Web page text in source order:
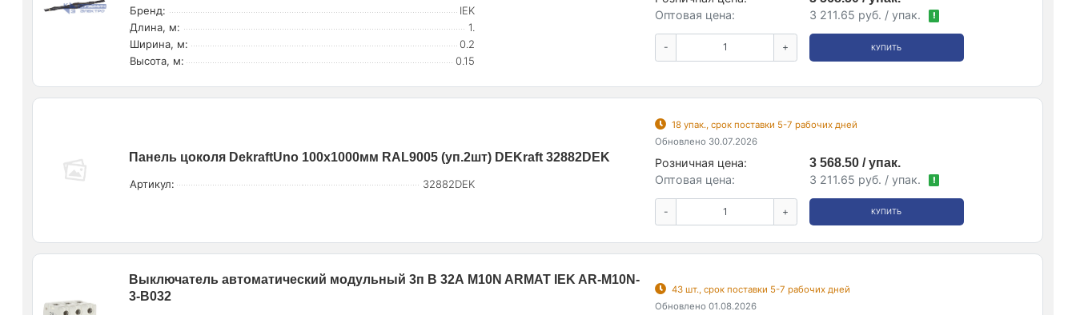
Бренд:
IEK
Длина, м:
1.
Ширина, м:
0.2
Высота, м:
0.15
Оптовая цена:
3 211.65 руб. / упак. !
- + КУПИТЬ
Панель цоколя DekraftUno 100х1000мм RAL9005 (уп.2шт) DEKraft 32882DEK
Артикул: 32882DEK
18 упак., срок поставки 5-7 рабочих дней
Обновлено 30.07.2026
Розничная цена:
3 568.50 / упак.
Оптовая цена:
3 211.65 руб. / упак. !
- + КУПИТЬ
Выключатель автоматический модульный 3п B 32А M10N ARMAT IEK AR-M10N-
3-B032
43 шт., срок поставки 5-7 рабочих дней
Обновлено 01.08.2026